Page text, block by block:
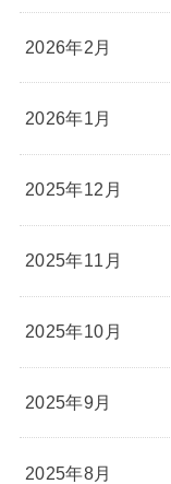
2026年2月
2026年1月
2025年12月
2025年11月
2025年10月
2025年9月
2025年8月